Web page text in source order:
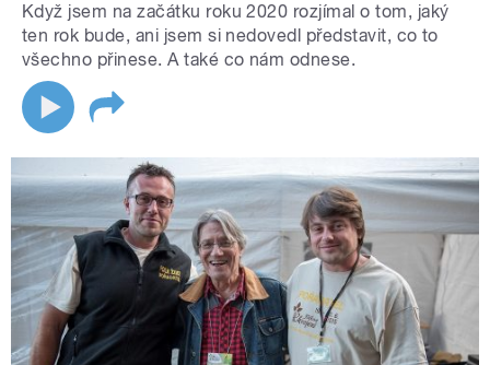
Když jsem na začátku roku 2020 rozjímal o tom, jaký
ten rok bude, ani jsem si nedovedl představit, co to
všechno přinese. A také co nám odnese.